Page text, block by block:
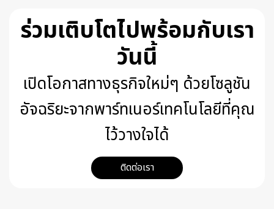
ร่วมเติบโตไปพร้อมกับเรา
วันนี้
เปิดโอกาสทางธุรกิจใหม่ๆ ด้วยโซลูชัน
อัจฉริยะจากพาร์ทเนอร์เทคโนโลยีที่คุณ
ไว้วางใจได้
ติดต่อเรา